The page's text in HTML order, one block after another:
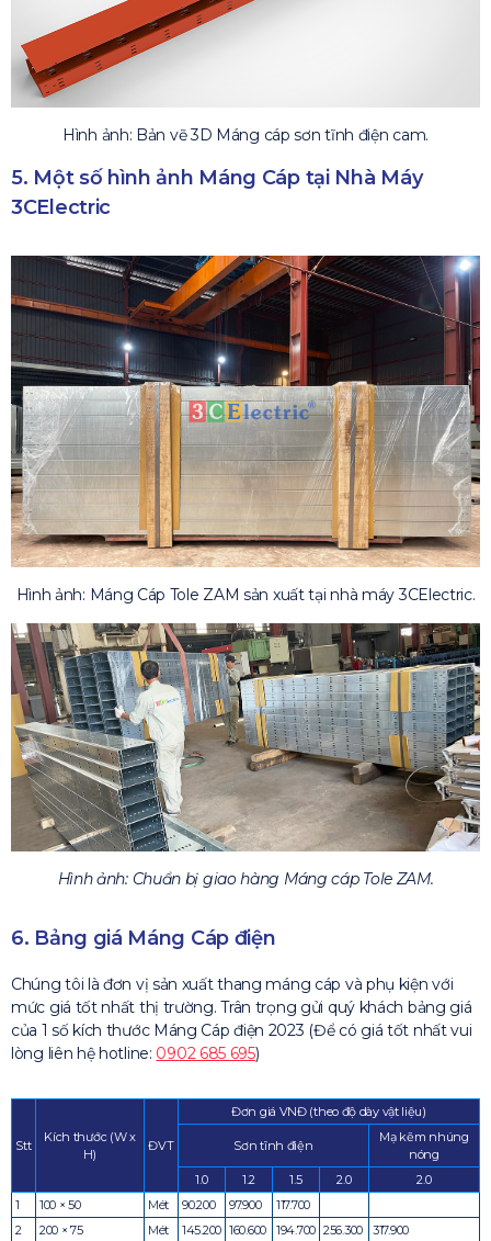
Hình ảnh: Bản vẽ 3D Máng cáp sơn tĩnh điện cam.
5. Một số hình ảnh Máng Cáp tại Nhà Máy
3CElectric
Hình ảnh: Máng Cáp Tole ZAM sản xuất tại nhà máy 3CElectric.
Hình ảnh: Chuẩn bị giao hàng Máng cáp Tole ZAM.
6. Bảng giá Máng Cáp điện
Chúng tôi là đơn vị sản xuất thang máng cáp và phụ kiện với
mức giá tốt nhất thị trường. Trân trọng gửi quý khách bảng giá
của 1 số kích thước Máng Cáp điện 2023 (Để có giá tốt nhất vui
lòng liên hệ hotline: 0902 685 695)
Stt
Kích thước (W x
H)
ĐVT
Đơn giá VNĐ (theo độ dày vật liệu)
Sơn tĩnh điện
Mạ kẽm nhúng
nóng
1.0
1.2 1.5 2.0
2.0
1
100 × 50 Mét 90.200 97.900
117.700
2
200 × 75 Mét 145.200 160.600 194.700 256.300
317.900